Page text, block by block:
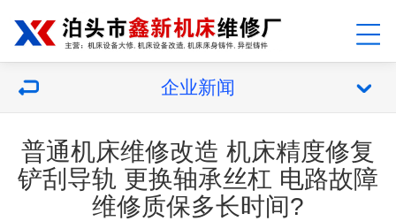
企业新闻
普通机床维修改造 机床精度修复
铲刮导轨 更换轴承丝杠 电路故障
维修质保多长时间?